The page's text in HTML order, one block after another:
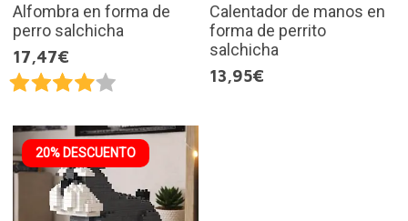
Alfombra en forma de
perro salchicha
17,47€
Calentador de manos en
forma de perrito
salchicha
13,95€
20% DESCUENTO